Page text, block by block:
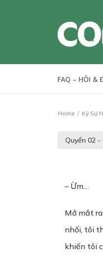
FAQ – HỎI &
Home Ký Sự
– Ừm…
Mở mắt
nhối, tôi
khiến tôi